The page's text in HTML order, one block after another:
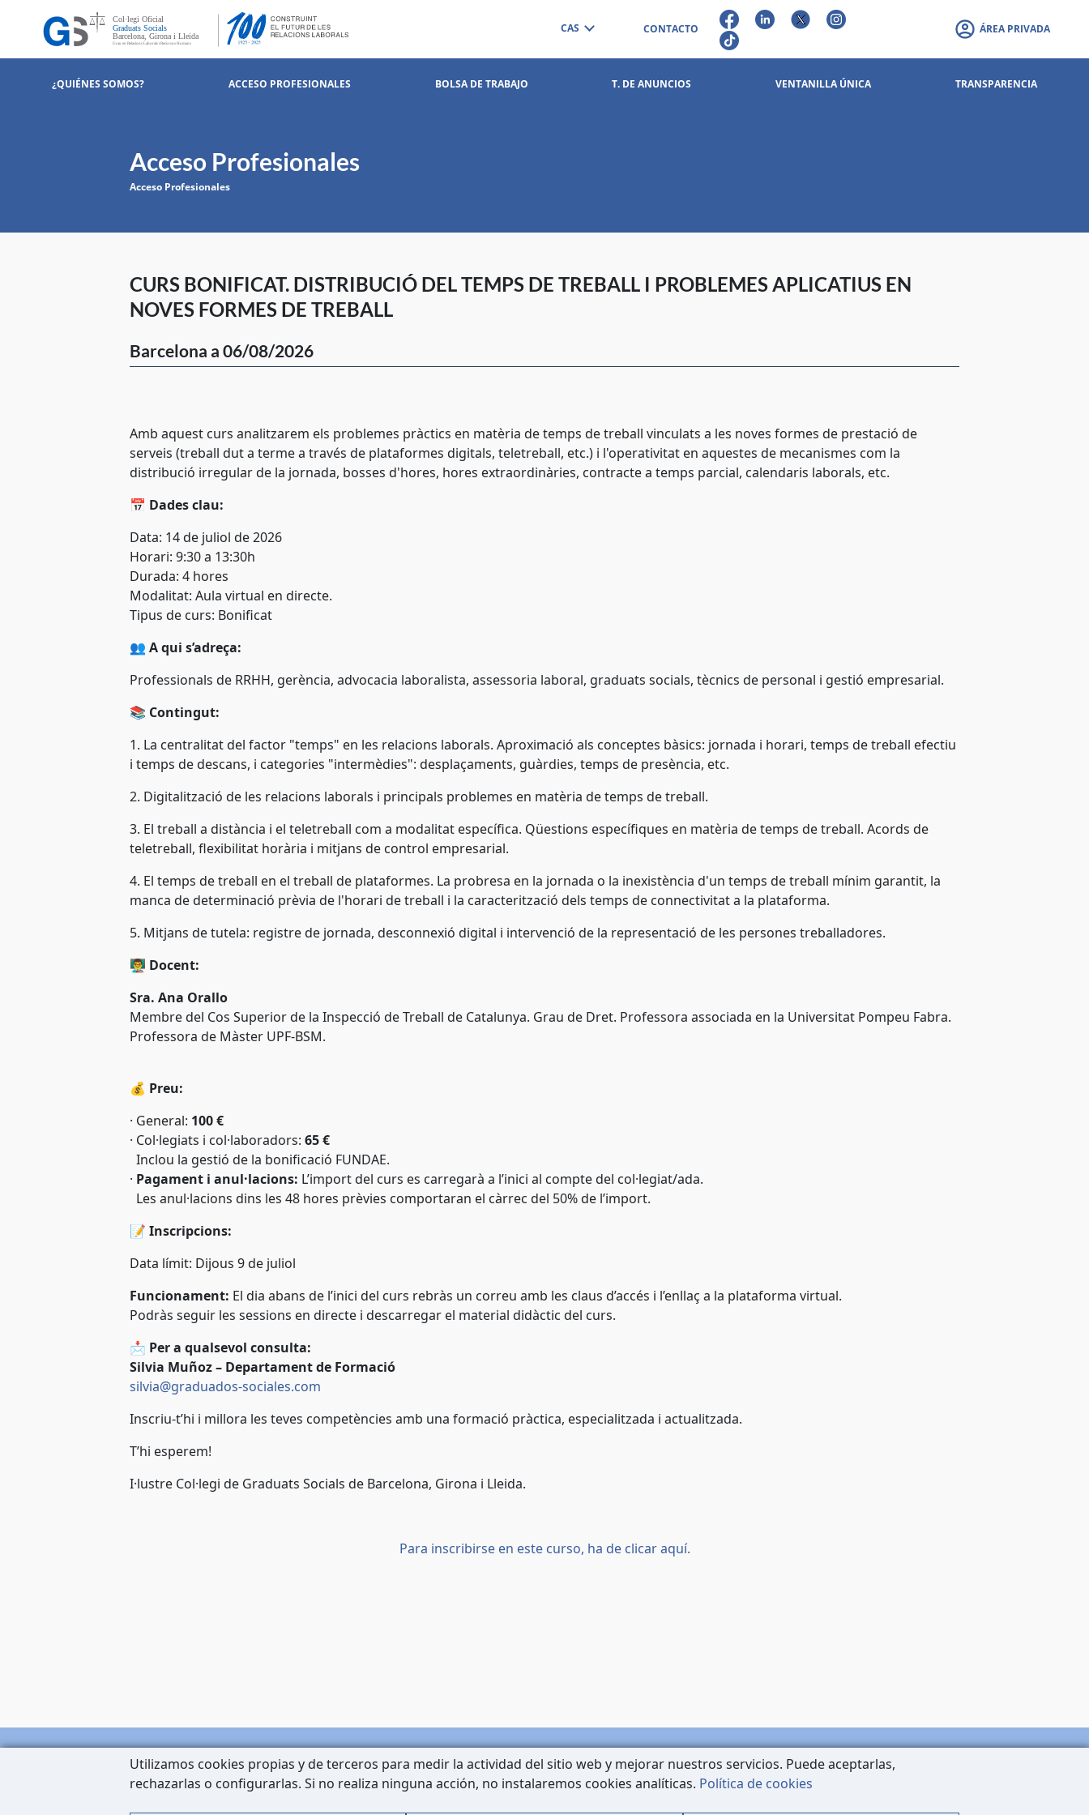
CAS CONTACTO ÁREA PRIVADA
¿QUIÉNES SOMOS? ACCESO PROFESIONALES BOLSA DE TRABAJO T. DE ANUNCIOS VENTANILLA ÚNICA TRANSPARENCIA
Acceso Profesionales
Acceso Profesionales
CURS BONIFICAT. DISTRIBUCIÓ DEL TEMPS DE TREBALL I PROBLEMES APLICATIUS EN
NOVES FORMES DE TREBALL
Barcelona a 06/08/2026
Amb aquest curs analitzarem els problemes pràctics en matèria de temps de treball vinculats a les noves formes de prestació de
serveis (treball dut a terme a través de plataformes digitals, teletreball, etc.) i l'operativitat en aquestes de mecanismes com la
distribució irregular de la jornada, bosses d'hores, hores extraordinàries, contracte a temps parcial, calendaris laborals, etc.
📅 Dades clau:
Data: 14 de juliol de 2026
Horari: 9:30 a 13:30h
Durada: 4 hores
Modalitat: Aula virtual en directe.
Tipus de curs: Bonificat
👥 A qui s’adreça:
Professionals de RRHH, gerència, advocacia laboralista, assessoria laboral, graduats socials, tècnics de personal i gestió empresarial.
📚 Contingut:
1. La centralitat del factor "temps" en les relacions laborals. Aproximació als conceptes bàsics: jornada i horari, temps de treball efectiu
i temps de descans, i categories "intermèdies": desplaçaments, guàrdies, temps de presència, etc.
2. Digitalització de les relacions laborals i principals problemes en matèria de temps de treball.
3. El treball a distància i el teletreball com a modalitat específica. Qüestions específiques en matèria de temps de treball. Acords de
teletreball, flexibilitat horària i mitjans de control empresarial.
4. El temps de treball en el treball de plataformes. La probresa en la jornada o la inexistència d'un temps de treball mínim garantit, la
manca de determinació prèvia de l'horari de treball i la caracterització dels temps de connectivitat a la plataforma.
5. Mitjans de tutela: registre de jornada, desconnexió digital i intervenció de la representació de les persones treballadores.
👨‍🏫 Docent:
Sra. Ana Orallo
Membre del Cos Superior de la Inspecció de Treball de Catalunya. Grau de Dret. Professora associada en la Universitat Pompeu Fabra.
Professora de Màster UPF-BSM.
💰 Preu:
· General: 100 €
· Col·legiats i col·laboradors: 65 €
Inclou la gestió de la bonificació FUNDAE.
· Pagament i anul·lacions: L’import del curs es carregarà a l’inici al compte del col·legiat/ada.
Les anul·lacions dins les 48 hores prèvies comportaran el càrrec del 50% de l’import.
📝 Inscripcions:
Data límit: Dijous 9 de juliol
Funcionament: El dia abans de l’inici del curs rebràs un correu amb les claus d’accés i l’enllaç a la plataforma virtual.
Podràs seguir les sessions en directe i descarregar el material didàctic del curs.
📩 Per a qualsevol consulta:
Silvia Muñoz – Departament de Formació
silvia@graduados-sociales.com
Inscriu-t’hi i millora les teves competències amb una formació pràctica, especialitzada i actualitzada.
T’hi esperem!
I·lustre Col·legi de Graduats Socials de Barcelona, Girona i Lleida.
Para inscribirse en este curso, ha de clicar aquí.
Contacto
Mapa Web
Utilizamos cookies propias y de terceros para medir la actividad del sitio web y mejorar nuestros servicios. Puede aceptarlas,
rechazarlas o configurarlas. Si no realiza ninguna acción, no instalaremos cookies analíticas. Política de cookies